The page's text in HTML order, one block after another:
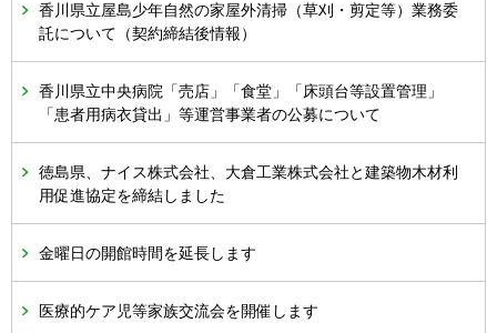
香川県立屋島少年自然の家屋外清掃（草刈・剪定等）業務委
託について（契約締結後情報）
香川県立中央病院「売店」「食堂」「床頭台等設置管理」
「患者用病衣貸出」等運営事業者の公募について
徳島県、ナイス株式会社、大倉工業株式会社と建築物木材利
用促進協定を締結しました
金曜日の開館時間を延長します
医療的ケア児等家族交流会を開催します